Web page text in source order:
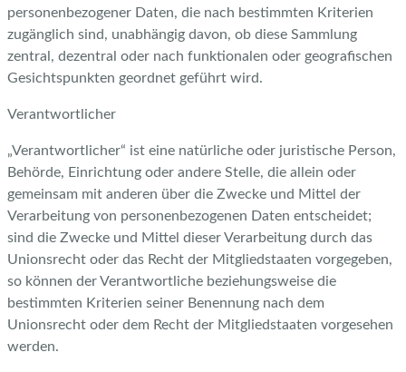
personenbezogener Daten, die nach bestimmten Kriterien
zugänglich sind, unabhängig davon, ob diese Sammlung
zentral, dezentral oder nach funktionalen oder geografischen
Gesichtspunkten geordnet geführt wird.
Verantwortlicher
„Verantwortlicher“ ist eine natürliche oder juristische Person,
Behörde, Einrichtung oder andere Stelle, die allein oder
gemeinsam mit anderen über die Zwecke und Mittel der
Verarbeitung von personenbezogenen Daten entscheidet;
sind die Zwecke und Mittel dieser Verarbeitung durch das
Unionsrecht oder das Recht der Mitgliedstaaten vorgegeben,
so können der Verantwortliche beziehungsweise die
bestimmten Kriterien seiner Benennung nach dem
Unionsrecht oder dem Recht der Mitgliedstaaten vorgesehen
werden.